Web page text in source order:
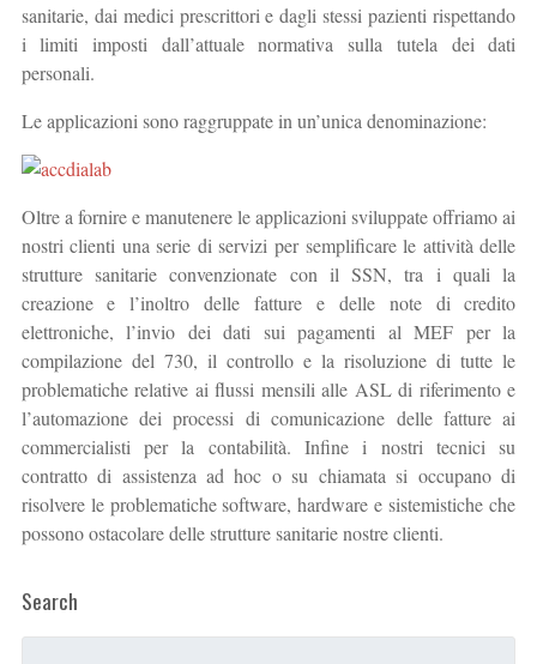
sanitarie, dai medici prescrittori e dagli stessi pazienti rispettando
i limiti imposti dall’attuale normativa sulla tutela dei dati
personali.
Le applicazioni sono raggruppate in un’unica denominazione:
Oltre a fornire e manutenere le applicazioni sviluppate offriamo ai
nostri clienti una serie di servizi per semplificare le attività delle
strutture sanitarie convenzionate con il SSN, tra i quali la
creazione e l’inoltro delle fatture e delle note di credito
elettroniche, l’invio dei dati sui pagamenti al MEF per la
compilazione del 730, il controllo e la risoluzione di tutte le
problematiche relative ai flussi mensili alle ASL di riferimento e
l’automazione dei processi di comunicazione delle fatture ai
commercialisti per la contabilità. Infine i nostri tecnici su
contratto di assistenza ad hoc o su chiamata si occupano di
risolvere le problematiche software, hardware e sistemistiche che
possono ostacolare delle strutture sanitarie nostre clienti.
Search